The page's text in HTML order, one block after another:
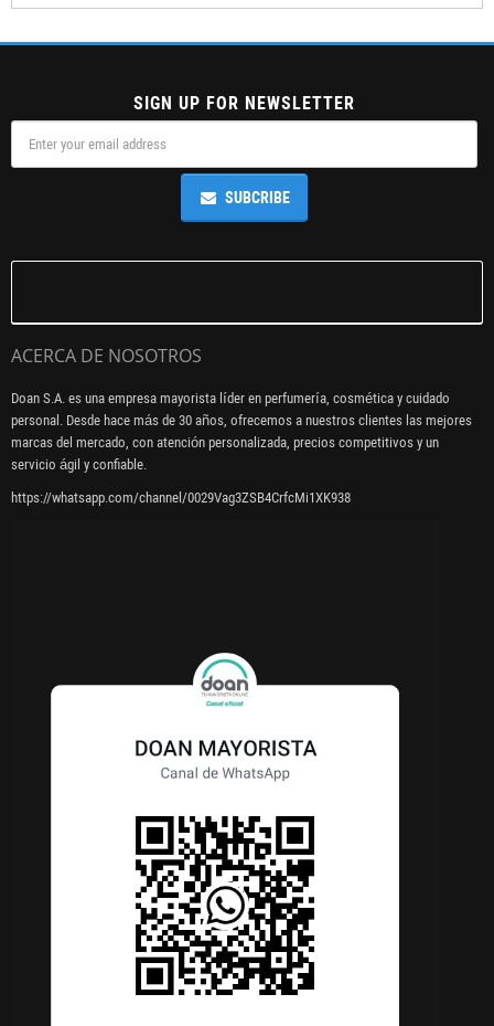
SIGN UP FOR NEWSLETTER
SUBCRIBE
ACERCA DE NOSOTROS
Doan S.A. es una empresa mayorista líder en perfumería, cosmética y cuidado
personal. Desde hace más de 30 años, ofrecemos a nuestros clientes las mejores
marcas del mercado, con atención personalizada, precios competitivos y un
servicio ágil y confiable.
https://whatsapp.com/channel/0029Vag3ZSB4CrfcMi1XK938